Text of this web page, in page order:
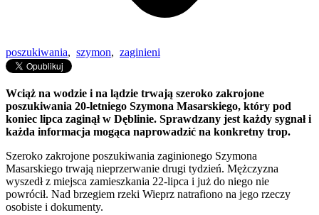
poszukiwania, szymon, zaginieni
Wciąż na wodzie i na lądzie trwają szeroko zakrojone
poszukiwania 20-letniego Szymona Masarskiego, który pod
koniec lipca zaginął w Dęblinie. Sprawdzany jest każdy sygnał i
każda informacja mogąca naprowadzić na konkretny trop.
Szeroko zakrojone poszukiwania zaginionego Szymona
Masarskiego trwają nieprzerwanie drugi tydzień. Mężczyzna
wyszedł z miejsca zamieszkania 22-lipca i już do niego nie
powrócił. Nad brzegiem rzeki Wieprz natrafiono na jego rzeczy
osobiste i dokumenty.